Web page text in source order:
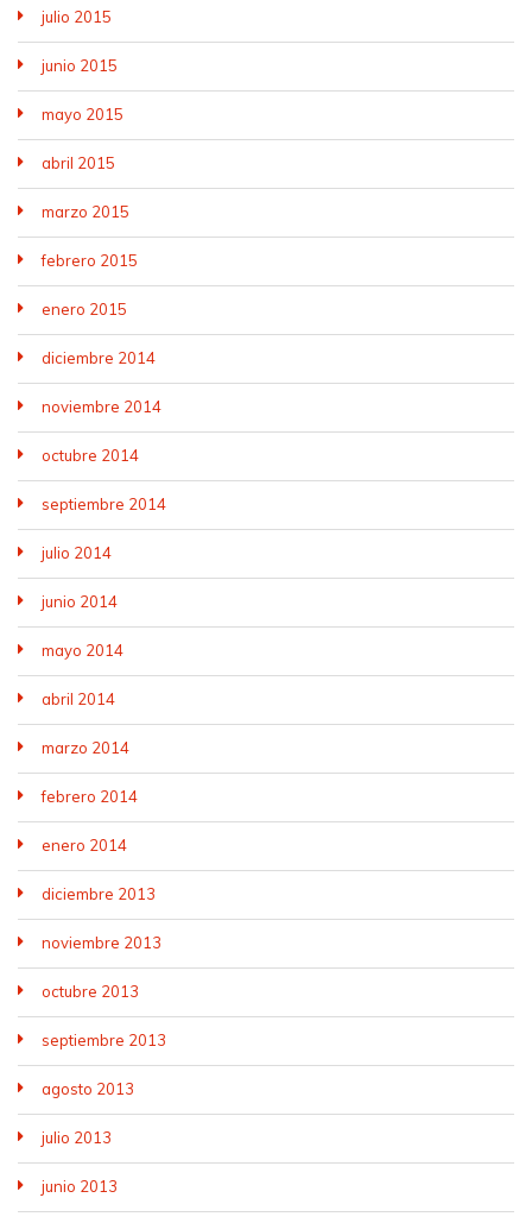
julio 2015
junio 2015
mayo 2015
abril 2015
marzo 2015
febrero 2015
enero 2015
diciembre 2014
noviembre 2014
octubre 2014
septiembre 2014
julio 2014
junio 2014
mayo 2014
abril 2014
marzo 2014
febrero 2014
enero 2014
diciembre 2013
noviembre 2013
octubre 2013
septiembre 2013
agosto 2013
julio 2013
junio 2013